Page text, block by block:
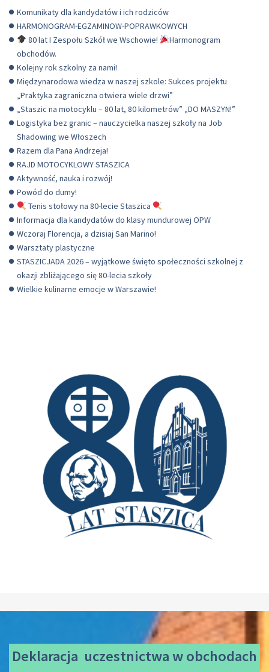
Komunikaty dla kandydatów i ich rodziców
HARMONOGRAM-EGZAMINOW-POPRAWKOWYCH
80 lat I Zespołu Szkół we Wschowie!
Harmonogram
obchodów.
Kolejny rok szkolny za nami!
Międzynarodowa wiedza w naszej szkole: Sukces projektu
„Praktyka zagraniczna otwiera wiele drzwi”
„Staszic na motocyklu – 80 lat, 80 kilometrów” „DO MASZYN!”
Logistyka bez granic – nauczycielka naszej szkoły na Job
Shadowing we Włoszech
Razem dla Pana Andrzeja!
RAJD MOTOCYKLOWY STASZICA
Aktywność, nauka i rozwój!
Powód do dumy!
Tenis stołowy na 80-lecie Staszica
Informacja dla kandydatów do klasy mundurowej OPW
Wczoraj Florencja, a dzisiaj San Marino!
Warsztaty plastyczne
STASZICJADA 2026 – wyjątkowe święto społeczności szkolnej z
okazji zbliżającego się 80-lecia szkoły
Wielkie kulinarne emocje w Warszawie!
Deklaracja uczestnictwaw obchodach